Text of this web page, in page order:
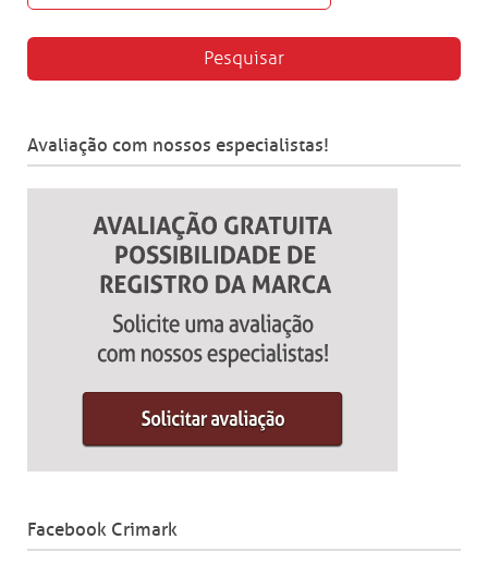
Avaliação com nossos especialistas!
Facebook Crimark